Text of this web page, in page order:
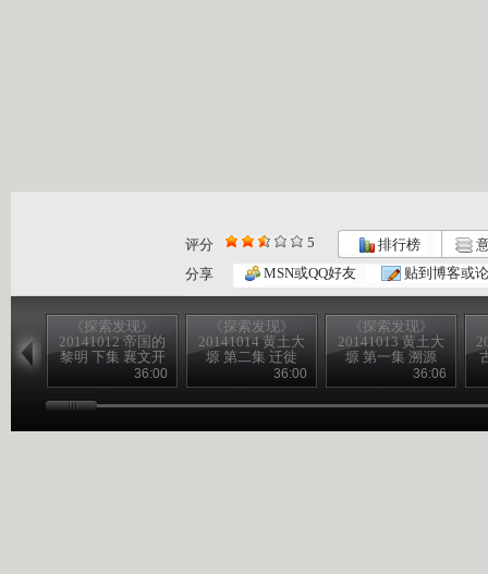
评分 5 排行榜
分享
MSN或QQ好友 贴到博客或
《探索发现》
20141012 帝国的
黎明 下集 襄文开
36:00
《探索发现》
20141014 黄土大
塬 第二集 迁徙
36:00
《探索发现》
20141013 黄土大
塬 第一集 溯源
36:06